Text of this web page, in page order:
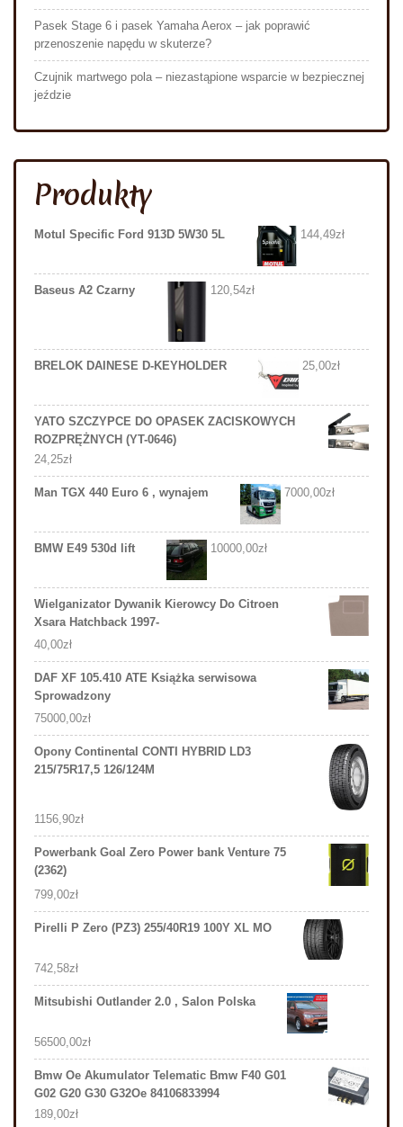
Pasek Stage 6 i pasek Yamaha Aerox – jak poprawić
przenoszenie napędu w skuterze?
Czujnik martwego pola – niezastąpione wsparcie w bezpiecznej
jeździe
Produkty
Motul Specific Ford 913D 5W30 5L 144,49zł
Baseus A2 Czarny 120,54zł
BRELOK DAINESE D-KEYHOLDER 25,00zł
YATO SZCZYPCE DO OPASEK ZACISKOWYCH
ROZPRĘŻNYCH (YT-0646)
24,25zł
Man TGX 440 Euro 6 , wynajem 7000,00zł
BMW E49 530d lift 10000,00zł
Wielganizator Dywanik Kierowcy Do Citroen
Xsara Hatchback 1997-
40,00zł
DAF XF 105.410 ATE Książka serwisowa
Sprowadzony
75000,00zł
Opony Continental CONTI HYBRID LD3
215/75R17,5 126/124M
1156,90zł
Powerbank Goal Zero Power bank Venture 75
(2362)
799,00zł
Pirelli P Zero (PZ3) 255/40R19 100Y XL MO
742,58zł
Mitsubishi Outlander 2.0 , Salon Polska
56500,00zł
Bmw Oe Akumulator Telematic Bmw F40 G01
G02 G20 G30 G32Oe 84106833994
189,00zł